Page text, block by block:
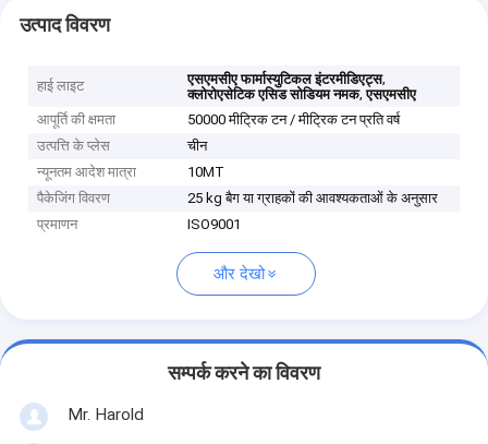
उत्पाद विवरण
हाई लाइट एसएमसीए फार्मास्युटिकल इंटरमीडिएट्स,
क्लोरोएसेटिक एसिड सोडियम नमक,एसएमसीए
आपूर्ति की क्षमता
50000 मीट्रिक टन / मीट्रिक टन प्रति वर्ष
उत्पत्ति के प्लेस
चीन
न्यूनतम आदेश मात्रा
10MT
पैकेजिंग विवरण
25 kg बैग या ग्राहकों की आवश्यकताओं के अनुसार
प्रमाणन
ISO9001
और देखो
सम्पर्क करने का विवरण
Mr. Harold